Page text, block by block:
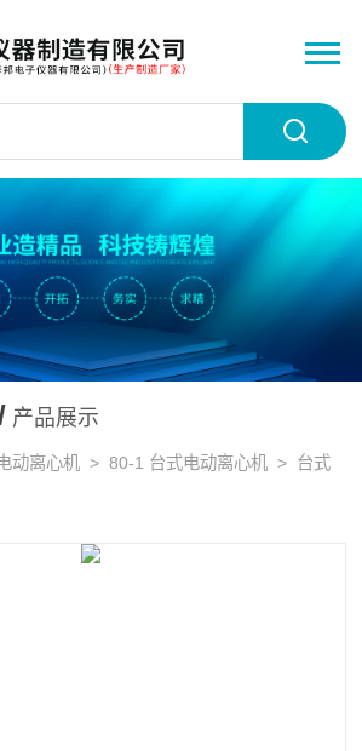
产品展示
动离心机 >80-1 台式电动离心机 > 台式